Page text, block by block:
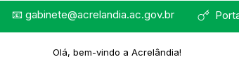
📧 gabinete@acrelandia.ac.gov.br
Olá, bem-vindo a Acrelândia!